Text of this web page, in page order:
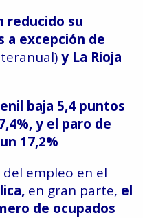
reducido su
a excepción de
y La Rioja
baja 5,4 puntos
y el paro de
17,2%
empleo en el
en gran parte, el
de ocupados